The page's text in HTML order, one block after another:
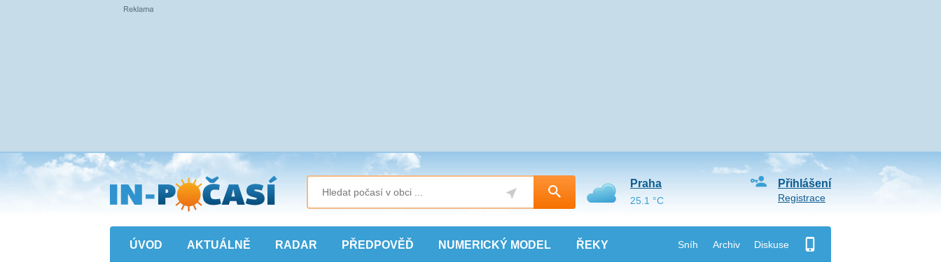
Přejít
na
hlavní
obsah
ÚVOD AKTUÁLNĚ RADAR PŘEDPOVĚĎ NUMERICKÝ MODEL ŘEKY Sníh Archiv Diskuse
Přihlášení
Registrace
Praha
25.1 °C